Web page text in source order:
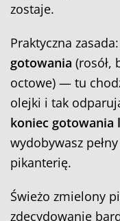
zostaje.
Praktyczna zasada:
gotowania (rosół,
octowe) — tu
olejki i tak
koniec gotowania
wydobywasz
pikanterię.
Świeżo zmielony
zdecydowanie